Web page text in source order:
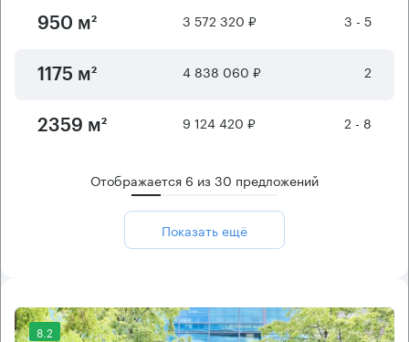
950 м² 3 572 320 ₽ 3 - 5
1175 м² 4 838 060 ₽ 2
2359 м² 9 124 420 ₽ 2 - 8
Отображается 6 из30 предложений
Показать ещё
8.2